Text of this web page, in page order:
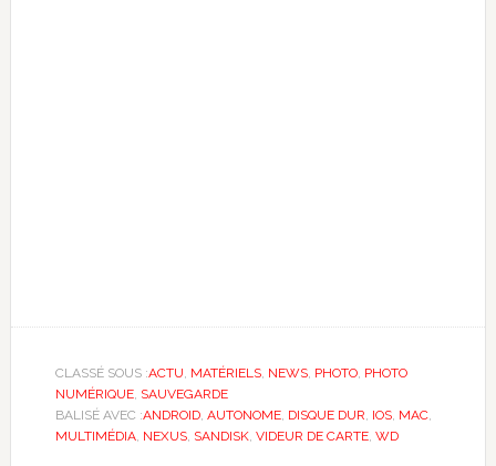
CLASSÉ SOUS :ACTU, MATÉRIELS, NEWS, PHOTO, PHOTO
NUMÉRIQUE, SAUVEGARDE
BALISÉ AVEC :ANDROID, AUTONOME, DISQUE DUR, IOS, MAC,
MULTIMÉDIA, NEXUS, SANDISK, VIDEUR DE CARTE, WD